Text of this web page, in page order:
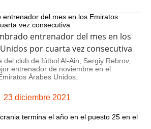
entrenador del mes en los
por cuarta vez consecutiva
del club de fútbol Al-Ain, Sergiy Rebrov,
entrenador de noviembre en el
Árabes Unidos.
23 diciembre 2021